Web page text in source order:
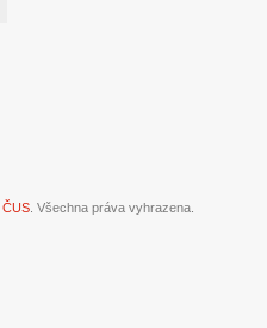
ČUS. Všechna práva vyhrazena.